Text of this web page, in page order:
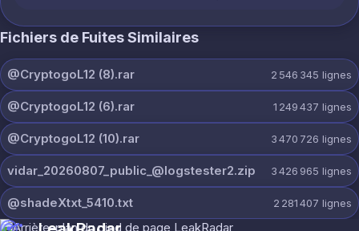
Fichiers de Fuites Similaires
@CryptogoL12 (8).rar 2 546 345 lignes
@CryptogoL12 (6).rar 1 249 437 lignes
@CryptogoL12 (10).rar 3 470 726 lignes
vidar_20260807_public_@logstester2.zip 3 426 965 lignes
@shadeXtxt_5410.txt 2 281 407 lignes